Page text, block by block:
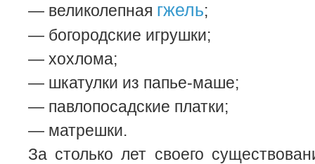
— великолепная гжель;
— богородские игрушки;
— хохлома;
— шкатулки из папье-маше;
— павлопосадские платки;
— матрешки.
За столько лет своего